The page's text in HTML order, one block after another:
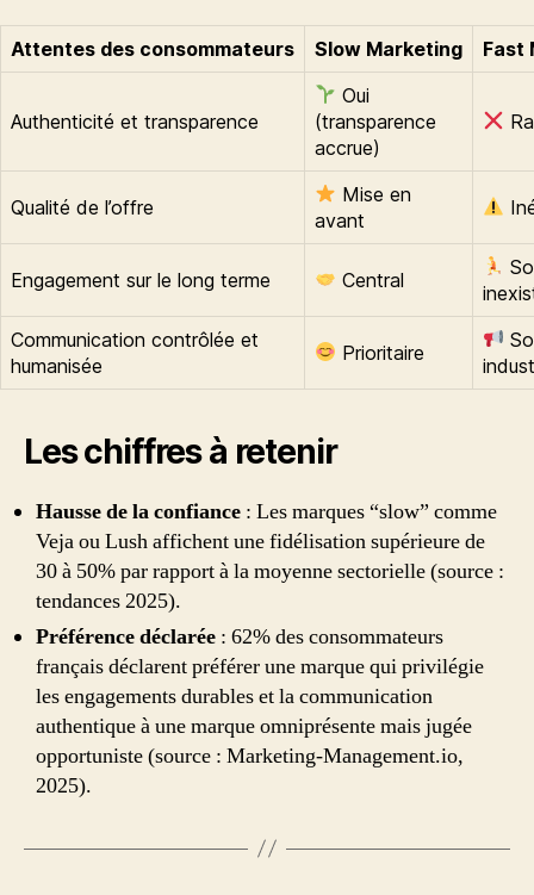
Attentes des consommateurs Slow Marketing Fast
Authenticité et transparence
Oui
(transparence
accrue)
Qualité de l’offre
Mise en
avant
Engagement sur le long terme Central
Communication contrôlée et
humanisée
Prioritaire
Les chiffres à retenir
Hausse de la confiance : Les marques “slow” comme
Veja ou Lush affichent une fidélisation supérieure de
30 à 50% par rapport à la moyenne sectorielle (source :
tendances 2025).
Préférence déclarée : 62% des consommateurs
français déclarent préférer une marque qui privilégie
les engagements durables et la communication
authentique à une marque omniprésente mais jugée
opportuniste (source : Marketing-Management.io,
2025).